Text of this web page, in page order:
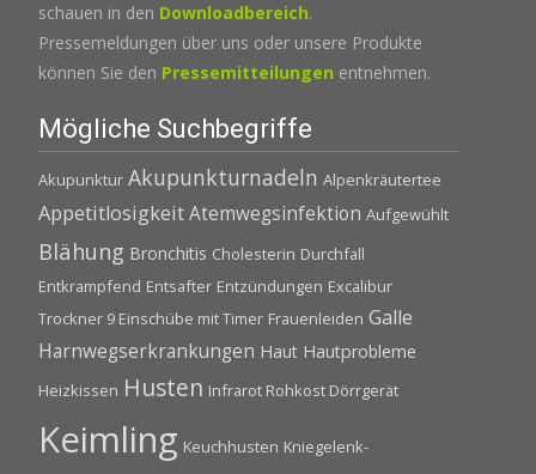
schauen in den Downloadbereich.
Pressemeldungen über uns oder unsere Produkte
können Sie den Pressemitteilungen entnehmen.
Mögliche Suchbegriffe
Akupunktur Akupunkturnadeln Alpenkräutertee
AppetitlosigkeitAtemwegsinfektion Aufgewühlt
Blähung Bronchitis Cholesterin Durchfall
Entkrampfend Entsafter Entzündungen Excalibur
Trockner 9 Einschübe mit Timer Frauenleiden Galle
Harnwegserkrankungen Haut Hautprobleme
Heizkissen Husten Infrarot Rohkost Dörrgerät
Keimling Keuchhusten Kniegelenk-